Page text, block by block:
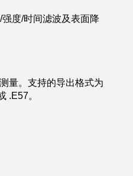
度/时间滤波及表面降
量。支持的导出格式为
.E57。